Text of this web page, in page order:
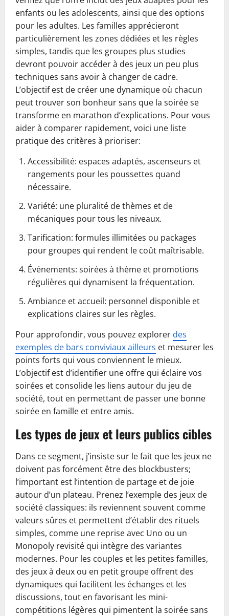
enfants ou les adolescents, ainsi que des options
pour les adultes. Les familles apprécieront
particulièrement les zones dédiées et les règles
simples, tandis que les groupes plus studies
devront pouvoir accéder à des jeux un peu plus
techniques sans avoir à changer de cadre.
L’objectif est de créer une dynamique où chacun
peut trouver son bonheur sans que la soirée se
transforme en marathon d’explications. Pour vous
aider à comparer rapidement, voici une liste
pratique des critères à prioriser:
Accessibilité: espaces adaptés, ascenseurs et
rangements pour les poussettes quand
nécessaire.
Variété: une pluralité de thèmes et de
mécaniques pour tous les niveaux.
Tarification: formules illimitées ou packages
pour groupes qui rendent le coût maîtrisable.
Événements: soirées à thème et promotions
régulières qui dynamisent la fréquentation.
Ambiance et accueil: personnel disponible et
explications claires sur les règles.
Pour approfondir, vous pouvez explorer des
exemples de bars conviviaux ailleurs et mesurer les
points forts qui vous conviennent le mieux.
L’objectif est d’identifier une offre qui éclaire vos
soirées et consolide les liens autour du jeu de
société, tout en permettant de passer une bonne
soirée en famille et entre amis.
Les types de jeux et leurs publics cibles
Dans ce segment, j’insiste sur le fait que les jeux ne
doivent pas forcément être des blockbusters;
l’important est l’intention de partage et de joie
autour d’un plateau. Prenez l’exemple des jeux de
société classiques: ils reviennent souvent comme
valeurs sûres et permettent d’établir des rituels
simples, comme une reprise avec Uno ou un
Monopoly revisité qui intègre des variantes
modernes. Pour les couples et les petites familles,
des jeux à deux ou en petit groupe offrent des
dynamiques qui facilitent les échanges et les
discussions, tout en favorisant les mini-
compétitions légères qui pimentent la soirée sans